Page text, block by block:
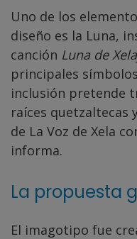
Uno de los
diseño es la Luna,
canción Luna de
principales
inclusión pretende
raíces quetzaltecas
de La Voz de Xela
informa.
La propuesta
El imagotipo fue